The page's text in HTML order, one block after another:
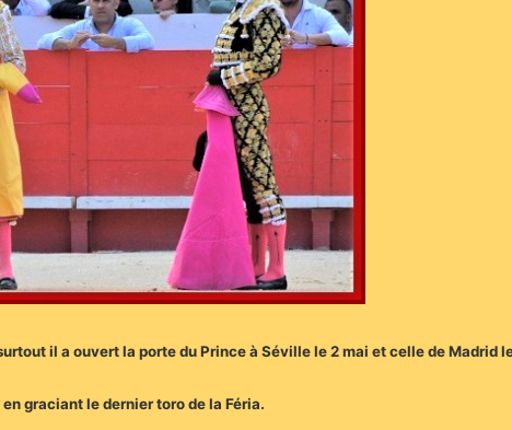
il a ouvert la porte du Prince à Séville le 2 mai et celle de Madrid
graciant le dernier toro de la Féria.